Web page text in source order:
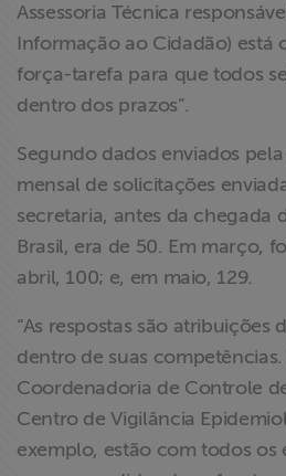
Assessoria Técnica
Informação ao Cidadão) está
força-tarefa para que todos
dentro dos prazos”.
Segundo dados enviados
mensal de solicitações
secretaria, antes da chegada
Brasil, era de 50. Em março,
abril, 100; e, em maio, 129.
“As respostas são atribuições
dentro de suas
Coordenadoria de Controle
Centro de Vigilância
exemplo, estão com todos os